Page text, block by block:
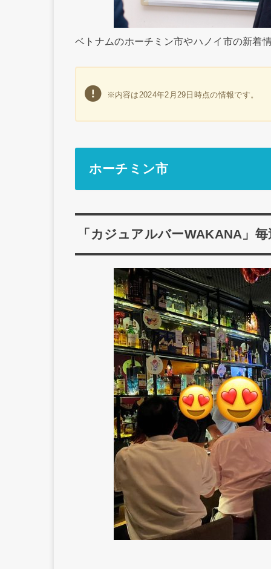
ベトナムのホーチミン市やハノイ市の新着
※内容は2024年2月29日時点の情報です。
ホーチミン市
「カジュアルバーWAKANA」